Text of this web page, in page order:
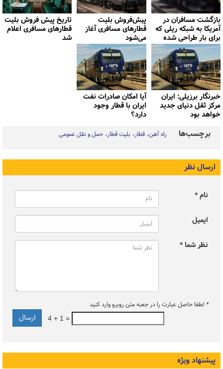
بازگشت مسافران در
آمریکا به شبکه ریلی که
برای بار طراحی شده
پیش‌فروش بلیت
قطارهای مسافری آغاز
می‌شود
تاریخ پیش فروش بلیت‌
قطارهای مسافری اعلام
شد
خبرنگار برزیلی: ایران
مرکز ثقل دنیای جدید
خواهد بود
آیا امکان صادرات نفت
ایران با قطار وجود
دارد؟
برچسب‌ها راه آهن قطار بلیت قطار حمل و نقل عمومی
ارسال نظر
نام *
ایمیل
نظر شما *
* لطفا حاصل عبارت را در جعبه متن روبرو وارد کنید
4 + 1 =
پیشنهاد ویژه